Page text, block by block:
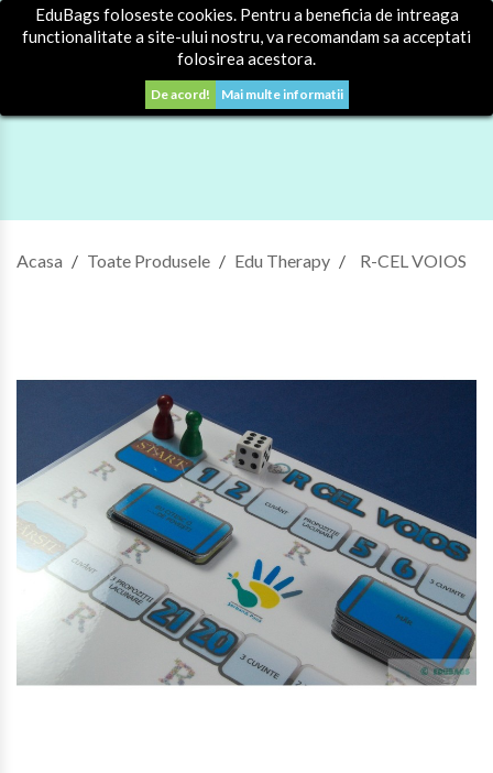
EduBags foloseste cookies. Pentru a beneficia de intreaga
functionalitate a site-ului nostru, va recomandam sa acceptati
folosirea acestora.
De acord! Mai multe informatii
  Autentificare
Acasa Toate Produsele Edu Therapy R-CEL VOIOS